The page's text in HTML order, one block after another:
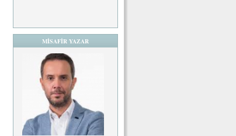
MİSAFİR YAZAR